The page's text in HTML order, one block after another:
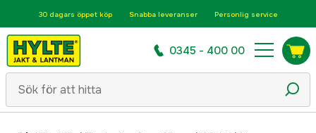
30 dagars öppet köp Snabba leveranser Personlig service
0345 - 400 00